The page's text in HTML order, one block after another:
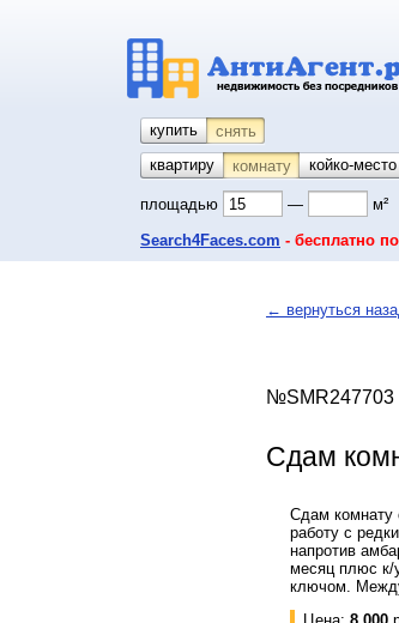
купить снять
квартиру
комнату койко-место
площадью — м²
Search4Faces.com - бесплатно
← вернуться
№SMR247703
Сдам
Сдам комнату
работу с
напротив
месяц плюс к/
ключом.